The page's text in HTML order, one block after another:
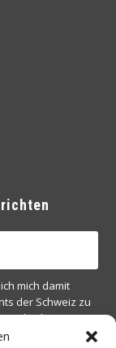
mich damit
der Schweiz zu